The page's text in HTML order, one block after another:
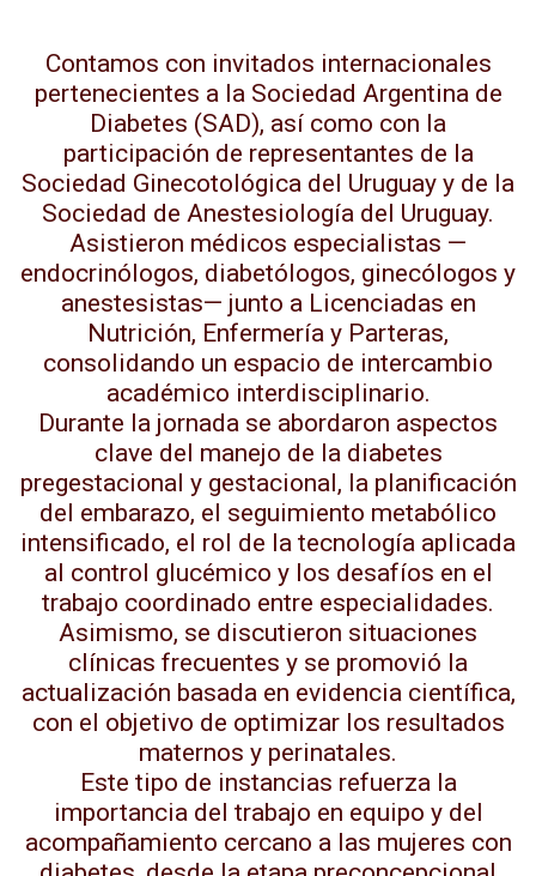
Contamos con invitados internacionales
pertenecientes a la Sociedad Argentina de
Diabetes (SAD), así como con la
participación de representantes de la
Sociedad Ginecotológica del Uruguay y de la
Sociedad de Anestesiología del Uruguay.
Asistieron médicos especialistas —
endocrinólogos, diabetólogos, ginecólogos y
anestesistas— junto a Licenciadas en
Nutrición, Enfermería y Parteras,
consolidando un espacio de intercambio
académico interdisciplinario.
Durante la jornada se abordaron aspectos
clave del manejo de la diabetes
pregestacional y gestacional, la planificación
del embarazo, el seguimiento metabólico
intensificado, el rol de la tecnología aplicada
al control glucémico y los desafíos en el
trabajo coordinado entre especialidades.
Asimismo, se discutieron situaciones
clínicas frecuentes y se promovió la
actualización basada en evidencia científica,
con el objetivo de optimizar los resultados
maternos y perinatales.
Este tipo de instancias refuerza la
importancia del trabajo en equipo y del
acompañamiento cercano a las mujeres con